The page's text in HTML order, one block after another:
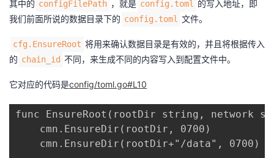
其中的 configFilePath ，就是 config.toml
的写入地址，即
我们前面所说的数据目录下的 config.toml 文件。
cfg.EnsureRoot 将用来确认数据目录是有效的，并且将根据传入
的 chain_id 不同，来生成不同的内容写入到配置文件中。
它对应的代码是config/toml.go#L10
func EnsureRoot(rootDir string, network
cmn.EnsureDir(rootDir, 0700)
cmn.EnsureDir(rootDir+"/data", 0700)